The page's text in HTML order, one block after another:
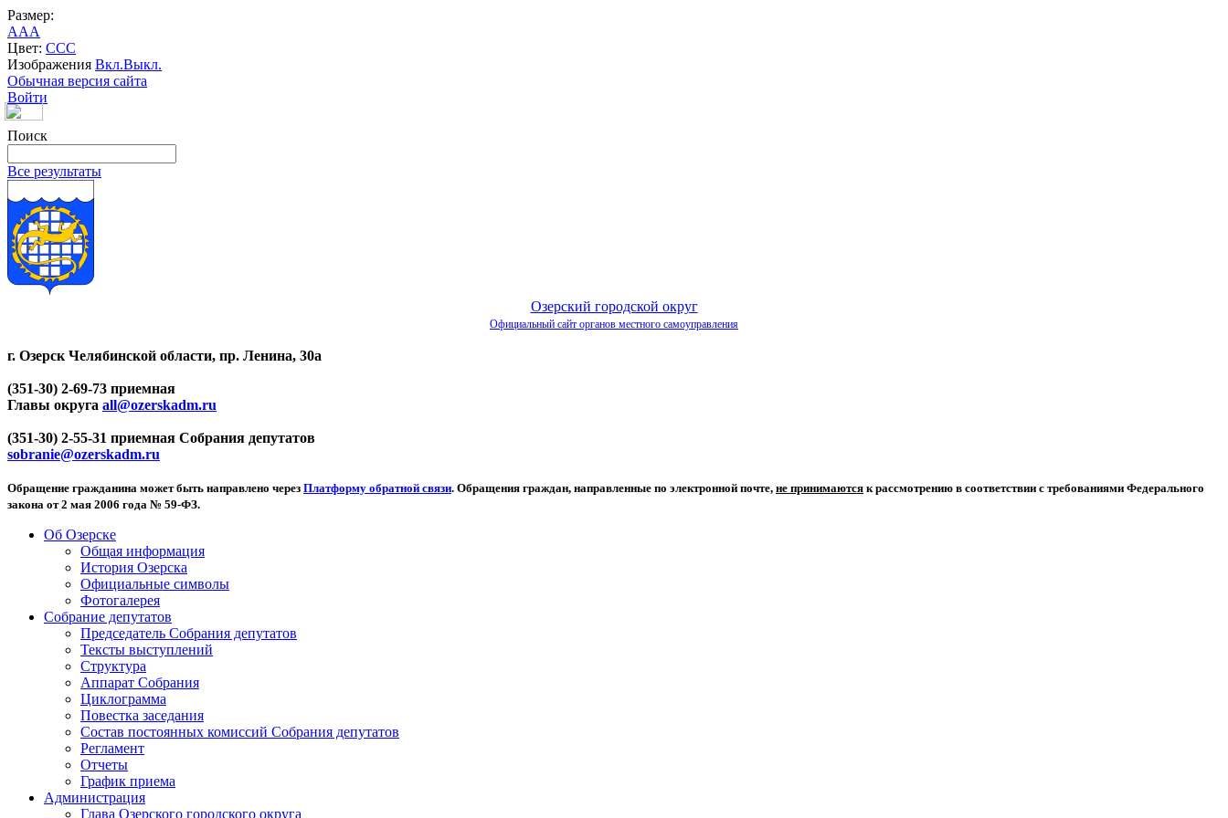
Размер:
AAA
Цвет: CCC
Изображения Вкл.Выкл.
Обычная версия сайта
Войти
Поиск
Все результаты
Озерский городской округ
Официальный сайт органов местного самоуправления
г. Озерск Челябинской области, пр. Ленина, 30а
(351-30) 2-69-73 приемная
Главы округа all@ozerskadm.ru
(351-30) 2-55-31 приемная Собрания депутатов
sobranie@ozerskadm.ru
Обращение гражданина может быть направлено через Платформу обратной связи. Обращения граждан, направленные по электронной почте, не принимаются к рассмотрению в соответствии с требованиями Федерального
закона от 2 мая 2006 года № 59-ФЗ.
Об Озерске
Общая информация
История Озерска
Официальные символы
Фотогалерея
Собрание депутатов
Председатель Собрания депутатов
Тексты выступлений
Структура
Аппарат Собрания
Циклограмма
Повестка заседания
Состав постоянных комиссий Собрания депутатов
Регламент
Отчеты
График приема
Администрация
Глава Озерского городского округа